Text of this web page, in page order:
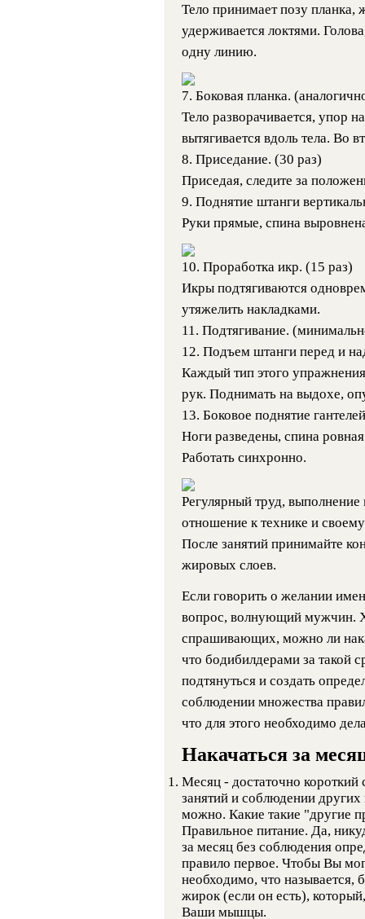
Тело принимает позу планка,
удерживается локтями.
одну линию.
7. Боковая планка.
Тело разворачивается, упор
вытягивается вдоль тела. Во
8. Приседание. (30 раз)
Приседая, следите за
9. Поднятие штанги
Руки прямые, спина
10. Проработка икр. (15 раз)
Икры подтягиваются
утяжелить накладками.
11. Подтягивание.
12. Подъем штанги перед и
Каждый тип этого
рук. Поднимать на выдохе,
13. Боковое поднятие
Ноги разведены, спина
Работать синхронно.
Регулярный труд,
отношение к технике и
После занятий принимайте
жировых слоев.
Если говорить о желании
вопрос, волнующий мужчин.
спрашивающих, можно ли
что бодибилдерами за такой
подтянуться и создать
соблюдении множества
что для этого необходимо
Накачаться за
Месяц - достаточно короткий
занятий и соблюдении других
можно. Какие такие "другие
Правильное питание. Да,
за месяц без соблюдения
правило первое. Чтобы Вы
необходимо, что называется,
жирок (если он есть),
Ваши мышцы.